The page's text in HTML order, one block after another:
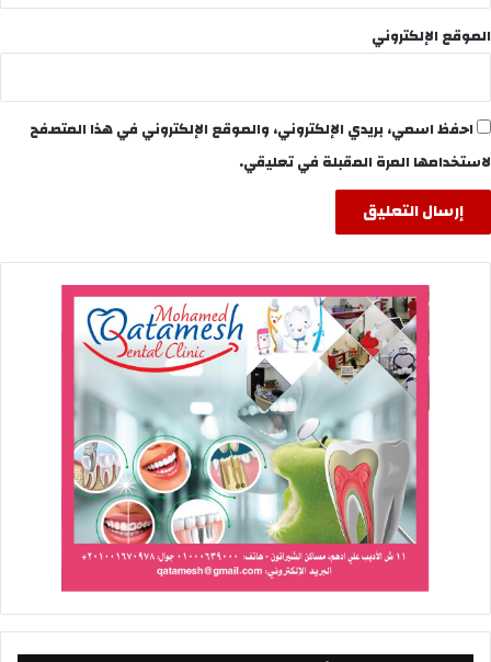
الموقع الإلكتروني
احفظ اسمي، بريدي الإلكتروني، والموقع الإلكتروني في هذا المتصفح
لاستخدامها المرة المقبلة في تعليقي.